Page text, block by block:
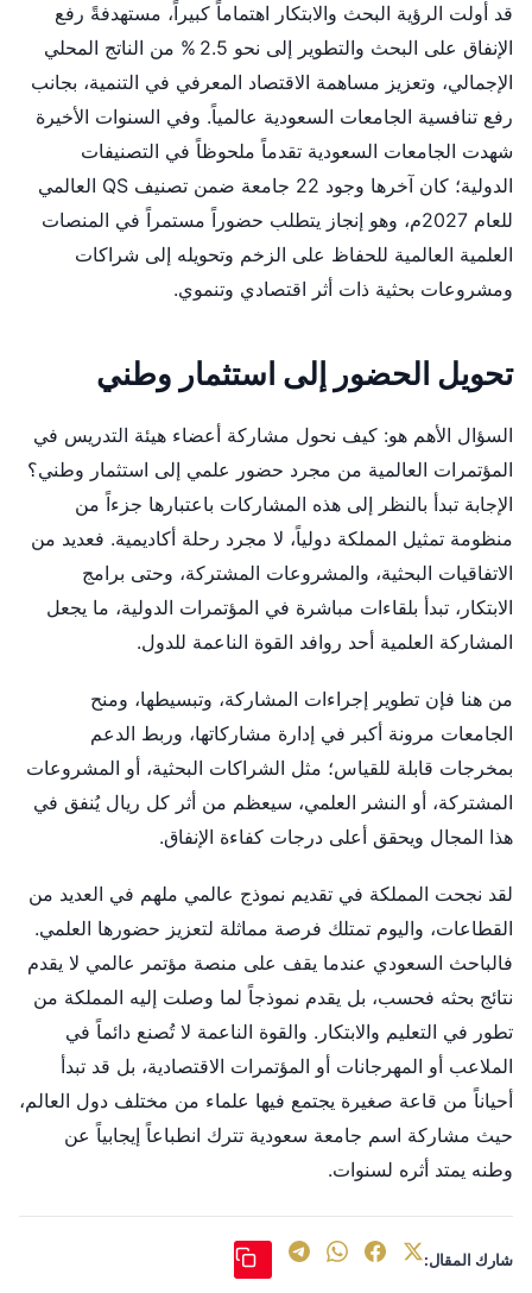
قد أولت الرؤية البحث والابتكار اهتماماً كبيراً، مستهدفةً رفع
الإنفاق على البحث والتطوير إلى نحو 2.5 % من الناتج المحلي
الإجمالي، وتعزيز مساهمة الاقتصاد المعرفي في التنمية، بجانب
رفع تنافسية الجامعات السعودية عالمياً. وفي السنوات الأخيرة
شهدت الجامعات السعودية تقدماً ملحوظاً في التصنيفات
الدولية؛ كان آخرها وجود 22 جامعة ضمن تصنيف QS العالمي
للعام 2027م، وهو إنجاز يتطلب حضوراً مستمراً في المنصات
العلمية العالمية للحفاظ على الزخم وتحويله إلى شراكات
ومشروعات بحثية ذات أثر اقتصادي وتنموي.
تحويل الحضور إلى استثمار وطني
السؤال الأهم هو: كيف نحول مشاركة أعضاء هيئة التدريس في
المؤتمرات العالمية من مجرد حضور علمي إلى استثمار وطني؟
الإجابة تبدأ بالنظر إلى هذه المشاركات باعتبارها جزءاً من
منظومة تمثيل المملكة دولياً، لا مجرد رحلة أكاديمية. فعديد من
الاتفاقيات البحثية، والمشروعات المشتركة، وحتى برامج
الابتكار، تبدأ بلقاءات مباشرة في المؤتمرات الدولية، ما يجعل
المشاركة العلمية أحد روافد القوة الناعمة للدول.
من هنا فإن تطوير إجراءات المشاركة، وتبسيطها، ومنح
الجامعات مرونة أكبر في إدارة مشاركاتها، وربط الدعم
بمخرجات قابلة للقياس؛ مثل الشراكات البحثية، أو المشروعات
المشتركة، أو النشر العلمي، سيعظم من أثر كل ريال يُنفق في
هذا المجال ويحقق أعلى درجات كفاءة الإنفاق.
لقد نجحت المملكة في تقديم نموذج عالمي ملهم في العديد من
القطاعات، واليوم تمتلك فرصة مماثلة لتعزيز حضورها العلمي.
فالباحث السعودي عندما يقف على منصة مؤتمر عالمي لا يقدم
نتائج بحثه فحسب، بل يقدم نموذجاً لما وصلت إليه المملكة من
تطور في التعليم والابتكار. والقوة الناعمة لا تُصنع دائماً في
الملاعب أو المهرجانات أو المؤتمرات الاقتصادية، بل قد تبدأ
أحياناً من قاعة صغيرة يجتمع فيها علماء من مختلف دول العالم،
حيث مشاركة اسم جامعة سعودية تترك انطباعاً إيجابياً عن
وطنه يمتد أثره لسنوات.
شارك المقال: